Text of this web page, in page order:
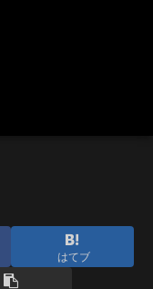
はてブ